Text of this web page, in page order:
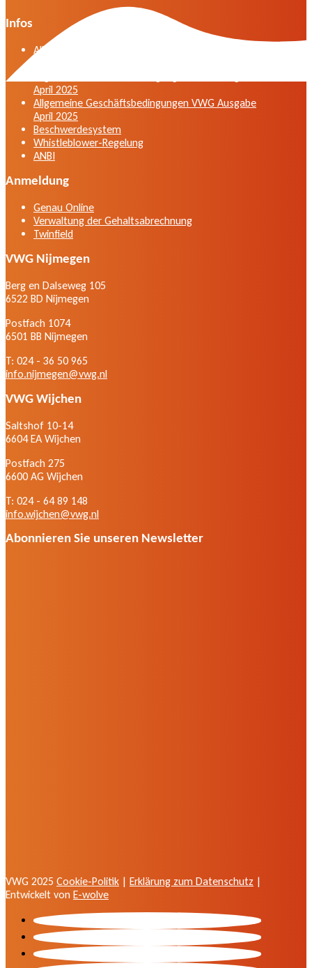
Infos
Allgemeine Geschäftsbedingungen der VWG in der
April 2025
Allgemeine Geschäftsbedingungen VWG Ausgabe
April 2025
Beschwerdesystem
Whistleblower-Regelung
ANBI
Anmeldung
Genau Online
Verwaltung der Gehaltsabrechnung
Twinfield
VWG Nijmegen
Berg en Dalseweg 105
6522 BD Nijmegen
Postfach 1074
6501 BB Nijmegen
T: 024 - 36 50 965
info.nijmegen@vwg.nl
VWG Wijchen
Saltshof 10-14
6604 EA Wijchen
Postfach 275
6600 AG Wijchen
T: 024 - 64 89 148
info.wijchen@vwg.nl
Abonnieren Sie unseren Newsletter
VWG 2025 Cookie-Politik | Erklärung zum Datenschutz |
Entwickelt von E-wolve